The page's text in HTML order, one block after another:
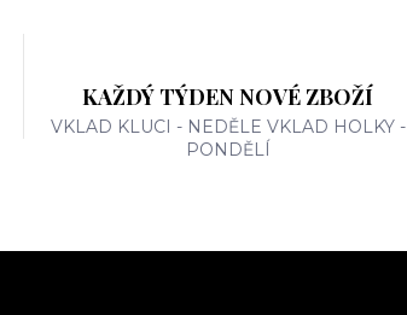
KAŽDÝ TÝDEN NOVÉ ZBOŽÍ
VKLAD KLUCI - NEDĚLE VKLAD HOLKY -
PONDĚLÍ